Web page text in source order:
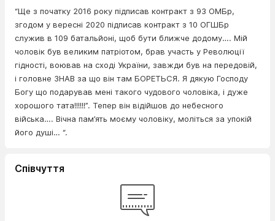
“Ще з початку 2016 року підписав контракт з 93 ОМБр,
згодом у вересні 2020 підписав контракт з 10 ОГШБр
служив в 109 батальйоні, щоб бути ближче додому…. Мій
чоловік був великим патріотом, брав участь у Революції
гідності, воював на сході України, завжди був на передовій,
і головне ЗНАВ за що він там БОРЕТЬСЯ. Я дякую Господу
Богу що подарував мені такого чудового чоловіка, і дуже
хорошого тата!!!!!!”. Тепер він відійшов до небесного
війська…. Вічна пам’ять моєму чоловіку, моліться за упокій
його душі… “.
Співчуття